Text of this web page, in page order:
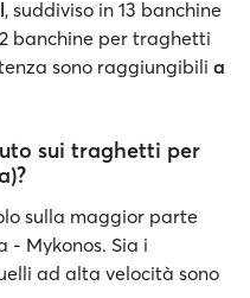
, suddiviso in 13 banchine
banchine per traghetti
sono raggiungibili a
sui traghetti per
sulla maggior parte
Mykonos. Sia i
ad alta velocità sono